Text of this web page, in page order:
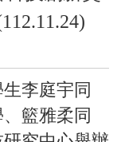
李庭宇同
籃雅柔同